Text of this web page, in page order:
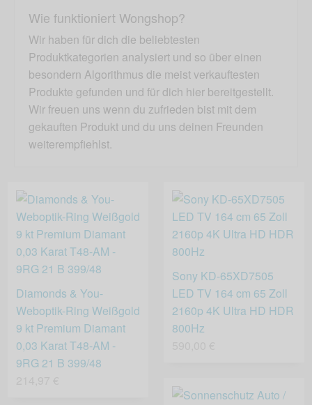
Wie funktioniert Wongshop?
Wir haben für dich die beliebtesten
Produktkategorien analysiert und so über einen
besondern Algorithmus die meist verkauftesten
Produkte gefunden und für dich hier bereitgestellt.
Wir freuen uns wenn du zufrieden bist mit dem
gekauften Produkt und du uns deinen Freunden
weiterempfiehlst.
Diamonds & You-
Weboptik-Ring Weißgold
9 kt Premium Diamant
0,03 Karat T48-AM -
9RG 21 B 399/48
Sony KD-65XD7505
LED TV 164 cm 65 Zoll
2160p 4K Ultra HD HDR
800Hz